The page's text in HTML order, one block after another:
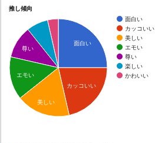
推し傾向
面白い
カッコいい
美しい
エモい
尊い
楽しい
かわいい
面白い
カッコいい
尊い
エモい
美しい